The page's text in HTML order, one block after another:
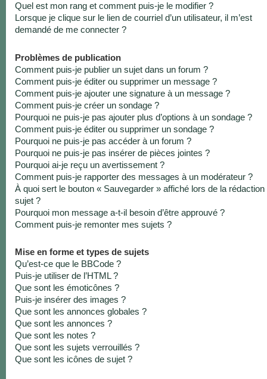
Quel est mon rang et comment puis-je le modifier ?
Lorsque je clique sur le lien de courriel d’un utilisateur, il m’est
demandé de me connecter ?
Problèmes de publication
Comment puis-je publier un sujet dans un forum ?
Comment puis-je éditer ou supprimer un message ?
Comment puis-je ajouter une signature à un message ?
Comment puis-je créer un sondage ?
Pourquoi ne puis-je pas ajouter plus d’options à un sondage ?
Comment puis-je éditer ou supprimer un sondage ?
Pourquoi ne puis-je pas accéder à un forum ?
Pourquoi ne puis-je pas insérer de pièces jointes ?
Pourquoi ai-je reçu un avertissement ?
Comment puis-je rapporter des messages à un modérateur ?
À quoi sert le bouton « Sauvegarder » affiché lors de la rédaction
sujet ?
Pourquoi mon message a-t-il besoin d’être approuvé ?
Comment puis-je remonter mes sujets ?
Mise en forme et types de sujets
Qu’est-ce que le BBCode ?
Puis-je utiliser de l’HTML ?
Que sont les émoticônes ?
Puis-je insérer des images ?
Que sont les annonces globales ?
Que sont les annonces ?
Que sont les notes ?
Que sont les sujets verrouillés ?
Que sont les icônes de sujet ?